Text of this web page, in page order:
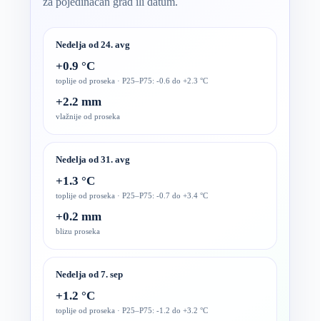
Nedelja od 24. avg
+0.9 °C
toplije od proseka · P25–P75: -0.6 do +2.3 °C
+2.2 mm
vlažnije od proseka
Nedelja od 31. avg
+1.3 °C
toplije od proseka · P25–P75: -0.7 do +3.4 °C
+0.2 mm
blizu proseka
Nedelja od 7. sep
+1.2 °C
toplije od proseka · P25–P75: -1.2 do +3.2 °C